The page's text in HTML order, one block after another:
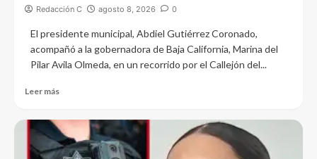
Redacción C agosto 8, 2026 0
El presidente municipal, Abdiel Gutiérrez Coronado,
acompañó a la gobernadora de Baja California, Marina del
Pilar Avila Olmeda, en un recorrido por el Callejón del...
Leer más